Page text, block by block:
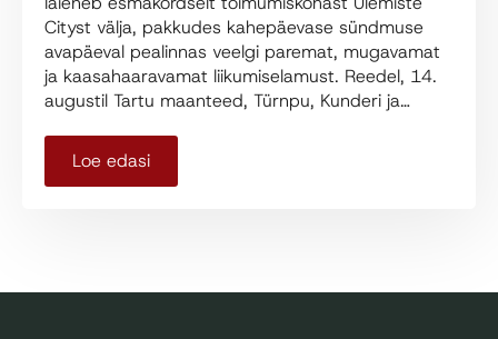
Cityst välja, pakkudes kahepäevase sündmuse
avapäeval pealinnas veelgi paremat, mugavamat
ja kaasahaaravamat liikumiselamust. Reedel, 14.
augustil Tartu maanteed, Türnpu, Kunderi ja…
Loe edasi